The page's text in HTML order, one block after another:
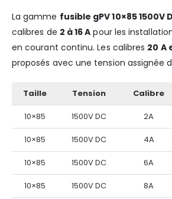
La gamme fusible gPV 10×85 1500V
calibres de 2 à 16 A pour les
en courant continu. Les calibres 20 A
proposés avec une tension assignée
Taille Tension Calibre
10×85 1500V DC 2A
10×85 1500V DC 4A
10×85 1500V DC 6A
10×85 1500V DC 8A